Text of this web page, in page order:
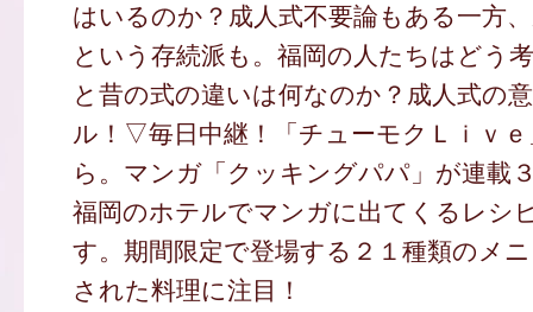
はいるのか？成人式不要論もある一方
という存続派も。福岡の人たちはどう
と昔の式の違いは何なのか？成人式の
ル！▽毎日中継！「チューモクＬｉｖ
ら。マンガ「クッキングパパ」が連載
福岡のホテルでマンガに出てくるレシ
す。期間限定で登場する２１種類のメ
された料理に注目！